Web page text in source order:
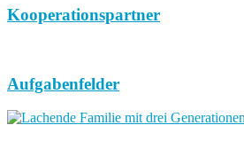
Kooperationspartner
Aufgabenfelder